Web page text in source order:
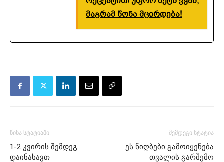
მაგრამ წონა მცირდება!
წინა სტატიაში
1-2 კვირის შემდეგ
დაინახავთ
შემდეგი სტატია
ეს ნიღბები გამოიყენება
თვალის გარშემო